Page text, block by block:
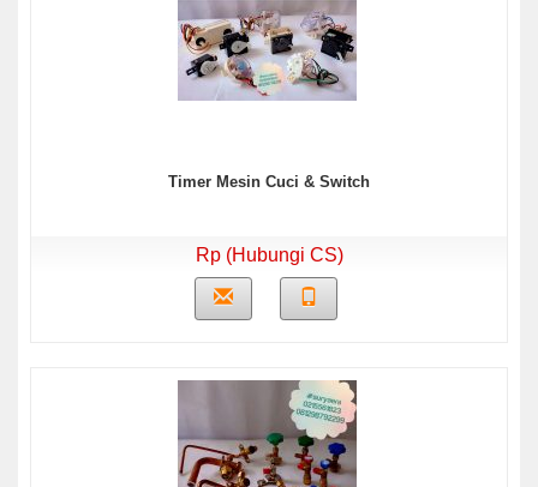
Timer Mesin Cuci & Switch
Rp (Hubungi CS)